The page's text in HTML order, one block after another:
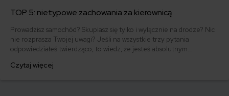
TOP 5: nietypowe zachowania za kierownicą
Prowadzisz samochód? Skupiasz się tylko i wyłącznie na drodze? Nic
nie rozprasza Twojej uwagi? Jeśli na wszystkie trzy pytania
odpowiedziałeś twierdząco, to wiedz, że jesteś absolutnym
przedstawimy Ci kilka interesujących zachowań za kółkiem.
Czytaj więcej